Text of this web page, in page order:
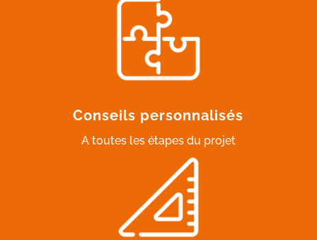
Conseils personnalisés
A toutes les étapes du projet